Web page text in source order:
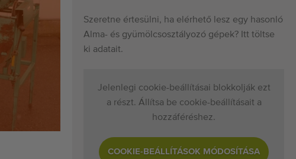
Szeretne értesülni, ha elérhető lesz egy hasonló
Alma- és gyümölcsosztályozó gépek? Itt töltse
ki adatait.
Jelenlegi cookie-beállításai blokkolják ezt
a részt. Állítsa be cookie-beállításait a
hozzáféréshez.
COOKIE-BEÁLLÍTÁSOK MÓDOSÍTÁSA